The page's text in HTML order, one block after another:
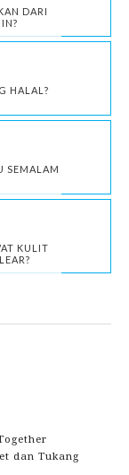
DARI
HALAL?
SEMALAM
KULIT
dan Tukang